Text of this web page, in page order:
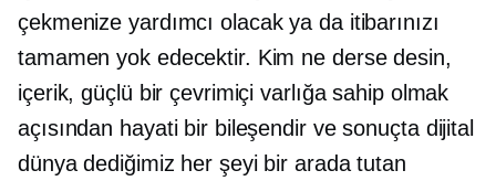
çekmenize yardımcı olacak ya da itibarınızı
tamamen yok edecektir. Kim ne derse desin,
içerik, güçlü bir çevrimiçi varlığa sahip olmak
açısından hayati bir bileşendir ve sonuçta dijital
dünya dediğimiz her şeyi bir arada tutan